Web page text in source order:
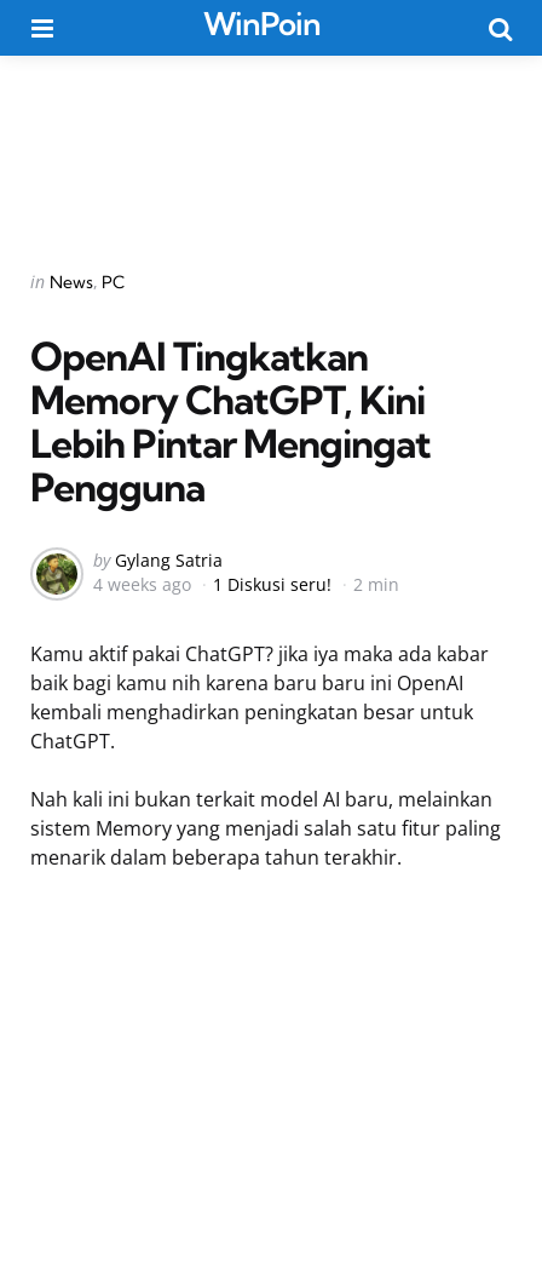
WinPoin
Categories
Posted
in News PC
OpenAI Tingkatkan
Memory ChatGPT, Kini
Lebih Pintar Mengingat
Pengguna
Posted
by
by Gylang Satria
4 weeks ago
1 Diskusi seru! 2 min
Kamu aktif pakai ChatGPT? jika iya maka ada kabar
baik bagi kamu nih karena baru baru ini OpenAI
kembali menghadirkan peningkatan besar untuk
ChatGPT.
Nah kali ini bukan terkait model AI baru, melainkan
sistem Memory yang menjadi salah satu fitur paling
menarik dalam beberapa tahun terakhir.